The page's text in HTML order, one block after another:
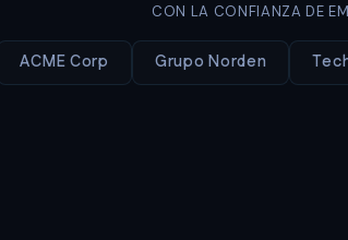
CON LA CONFIANZA DE
ACME Corp Grupo Norden